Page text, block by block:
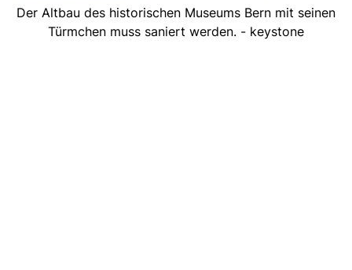
Der Altbau des historischen Museums Bern mit seinen
Türmchen muss saniert werden. - keystone